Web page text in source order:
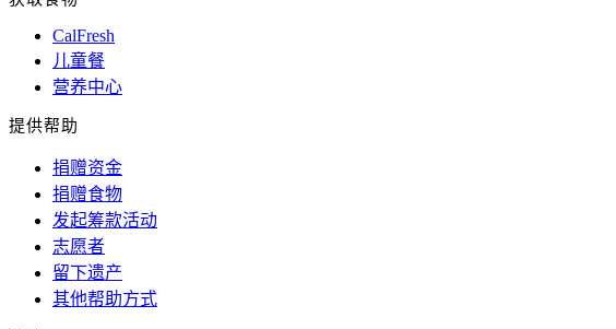
CalFresh
儿童餐
营养中心
提供帮助
捐赠资金
捐赠食物
发起筹款活动
志愿者
留下遗产
其他帮助方式